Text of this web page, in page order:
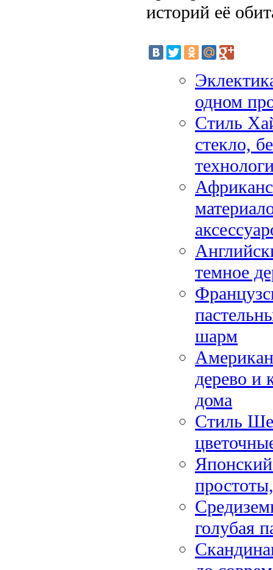
историй её
одном
Стиль
стекло,
темное
шарм
дерево и
дома
Стиль
голубая